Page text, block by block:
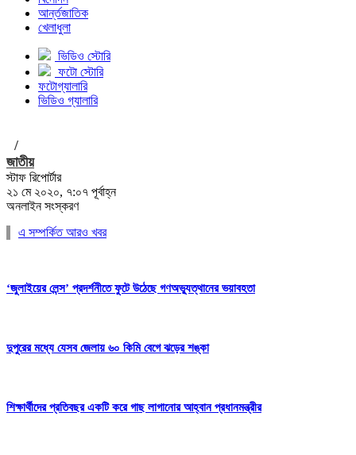
আর্ন্তজাতিক
খেলাধুলা
ভিডিও স্টোরি
ফটো স্টোরি
ফটোগ্যালারি
ভিডিও গ্যালারি
/
জাতীয়
স্টাফ রিপোর্টার
২১ মে ২০২০, ৭:০৭ পূর্বাহ্ন
অনলাইন সংস্করণ
এ সম্পর্কিত আরও খবর
‘জুলাইয়ের লেন্স’ প্রদর্শনীতে ফুটে উঠেছে গণঅভ্যুত্থানের ভয়াবহতা
দুপুরের মধ্যে যেসব জেলায় ৬০ কিমি বেগে ঝড়ের শঙ্কা
শিক্ষার্থীদের প্রতিবছর একটি করে গাছ লাগানোর আহ্বান প্রধানমন্ত্রীর